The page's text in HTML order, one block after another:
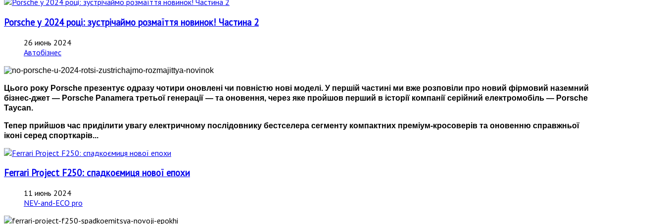
Porsche у 2024 році: зустрічаймо розмаїття новинок! Частина 2
26 июнь 2024
Автобізнес
Цього року Porsche презентує одразу чотири оновлені чи повністю нові моделі. У першій частині ми вже розповіли про новий фірмовий наземний
бізнес-джет — Porsche Panamera третьої генерації — та оновення, через яке пройшов перший в історії компанії серійний електромобіль — Porsche
Taycan.
Тепер прийшов час приділити увагу електричному послідовнику бестселера сегменту компактних преміум-кросоверів та оновенню справжньої
іконі серед спорткарів...
Ferrari Project F250: спадкоємиця нової епохи
11 июнь 2024
NEV-and-ECO pro